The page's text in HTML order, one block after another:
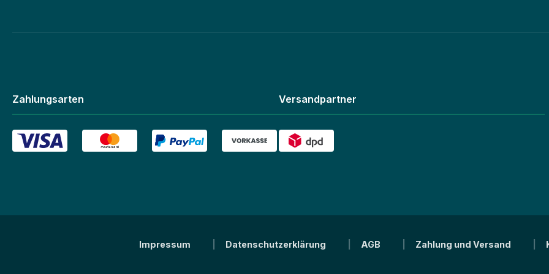
Zahlungsarten Versandpartner
Impressum Datenschutzerklärung AGB Zahlung und Versand